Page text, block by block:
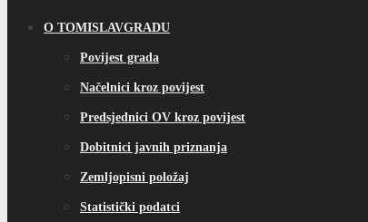
O TOMISLAVGRADU
Povijest grada
Načelnici kroz povijest
Predsjednici OV kroz povijest
Dobitnici javnih priznanja
Zemljopisni položaj
Statistički podatci